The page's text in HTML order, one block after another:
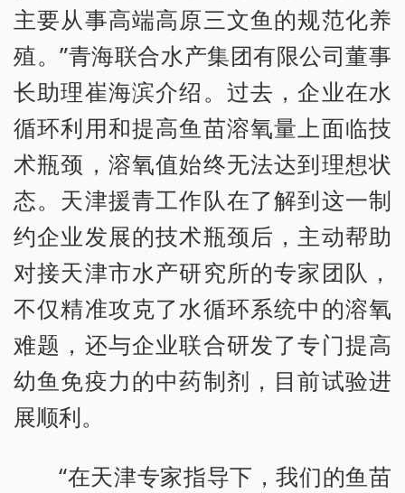
主要从事高端高原三文鱼的规范化养
殖。”青海联合水产集团有限公司董事
长助理崔海滨介绍。过去，企业在水
循环利用和提高鱼苗溶氧量上面临技
术瓶颈，溶氧值始终无法达到理想状
态。天津援青工作队在了解到这一制
约企业发展的技术瓶颈后，主动帮助
对接天津市水产研究所的专家团队，
不仅精准攻克了水循环系统中的溶氧
难题，还与企业联合研发了专门提高
幼鱼免疫力的中药制剂，目前试验进
展顺利。
“在天津专家指导下，我们的鱼苗